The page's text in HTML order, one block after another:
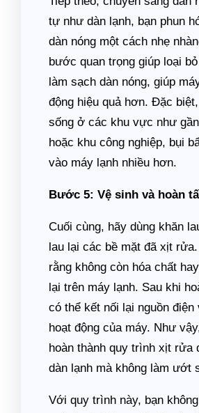
tự như dàn lạnh, bạn phun
dàn nóng một cách nhẹ
bước quan trọng giúp loại
làm sạch dàn nóng, giúp
động hiệu quả hơn. Đặc
sống ở các khu vực như
hoặc khu công nghiệp, bụi
vào máy lạnh nhiều hơn.
Bước 5: Vệ sinh và hoàn
Cuối cùng, hãy dùng khăn
lau lại các bề mặt đã xịt
rằng không còn hóa chất
lại trên máy lạnh. Sau khi
có thể kết nối lại nguồn điện
hoạt động của máy. Như
hoàn thành quy trình xịt rửa
dàn lạnh mà không làm ướt
Với quy trình này, bạn